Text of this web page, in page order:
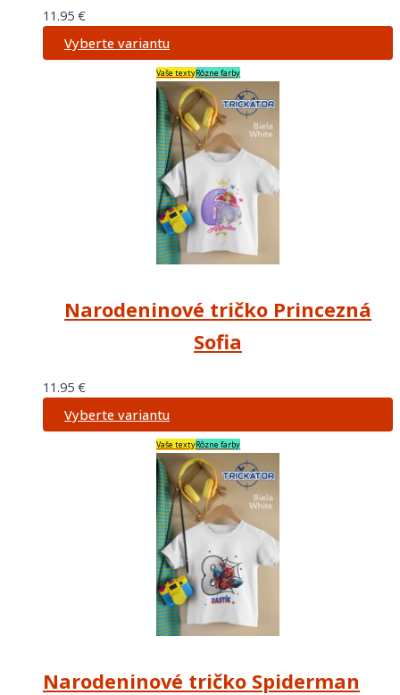
11.95 €
Vyberte variantu
Vaše textyRôzne farby
Narodeninové tričko Princezná
Sofia
11.95 €
Vyberte variantu
Vaše textyRôzne farby
Narodeninové tričko Spiderman